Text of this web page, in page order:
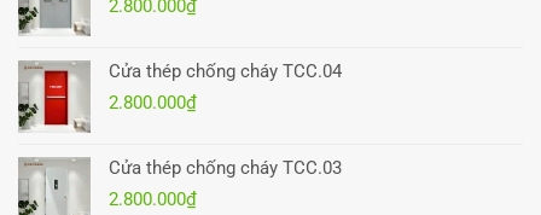
2.800.000₫
Cửa thép chống cháy TCC.04
2.800.000₫
Cửa thép chống cháy TCC.03
2.800.000₫